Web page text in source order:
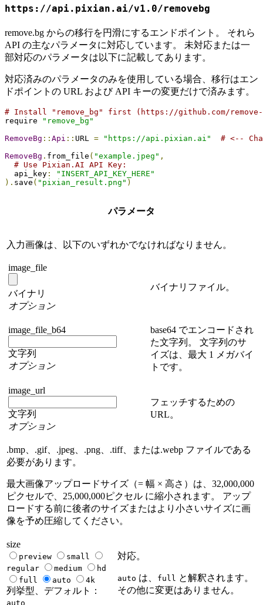
https://api.pixian.ai/v1.0/removebg
remove.bg からの移行を円滑にするエンドポイント。 それら
API の主なパラメータに対応しています。 未対応または一
部対応のパラメータは以下に記載してあります。
対応済みのパラメータのみを使用している場合、移行はエン
ドポイントの URL および API キーの変更だけで済みます。
# Install "remove_bg" first (https://github.com/
require
"remove_bg"
RemoveBg :: Api :: URL = "https://api.pixian.ai"
# <--
RemoveBg . from_file ( "example.jpeg" ,
# Use Pixian.AI API Key:
  api_key
:
"INSERT_API_KEY_HERE"
). save ( "pixian_result.png" )
パラメータ
入力画像は、以下のいずれかでなければなりません。
image_file
バイナリ
オプション
バイナリファイル。
image_file_b64
文字列
オプション
base64 でエンコードされ
た文字列。 文字列のサ
イズは、最大 1 メガバイ
トです。
image_url
文字列
オプション
フェッチするための
URL。
.bmp、.gif、.jpeg、.png、.tiff、または.webp ファイルである
必要があります。
最大画像アップロードサイズ（= 幅 × 高さ）は、32,000,000
ピクセルで、25,000,000ピクセル に縮小されます。 アップ
ロードする前に後者のサイズまたはより小さいサイズに画
像を予め圧縮してください。
size
preview
small
regular
medium
hd
full
auto 4k
列挙型、デフォルト：
auto
対応。
auto は、 full と解釈されます。
その他に変更はありません。